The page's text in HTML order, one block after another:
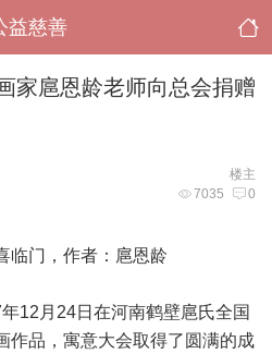
益慈善
家扈恩龄老师向总会捐赠
楼主
7035 0
临门 ，作者：扈恩龄
12月24日在河南鹤壁扈氏全国
作品， 寓意大会取得了圆满的成